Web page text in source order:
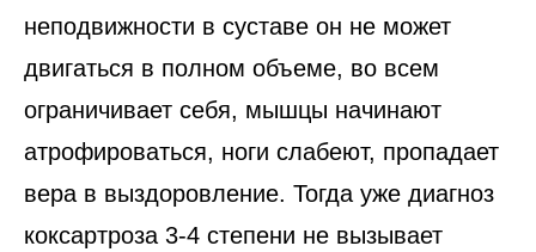
неподвижности в суставе он не может
двигаться в полном объеме, во всем
ограничивает себя, мышцы начинают
атрофироваться, ноги слабеют, пропадает
вера в выздоровление. Тогда уже диагноз
коксартроза 3-4 степени не вызывает